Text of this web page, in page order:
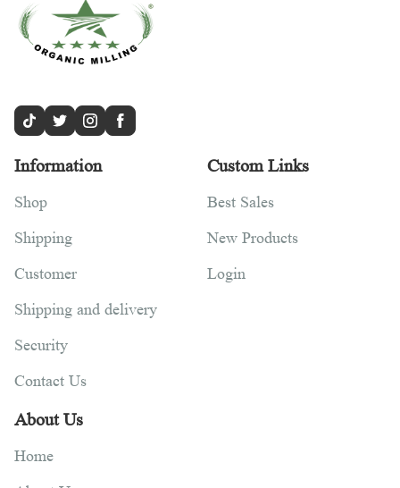
Information
Shop
Shipping
Customer
Shipping and delivery
Security
Contact Us
Custom Links
Best Sales
New Products
Login
About Us
Home